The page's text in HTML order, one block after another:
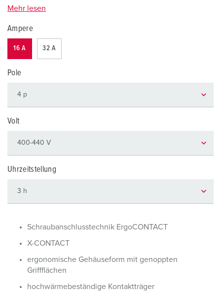
Mehr lesen
Ampere
16 A 32 A
Pole
Volt
Uhrzeitstellung
Schraubanschlusstechnik ErgoCONTACT
X-CONTACT
ergonomische Gehäuseform mit genoppten
Griffflächen
hochwärmebeständige Kontaktträger